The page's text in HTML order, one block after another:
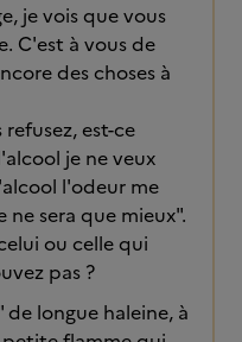
je vois que vous
C'est à vous de
des choses à
est-ce
je ne veux
l'odeur me
sera que mieux".
ou celle qui
pas ?
longue haleine, à